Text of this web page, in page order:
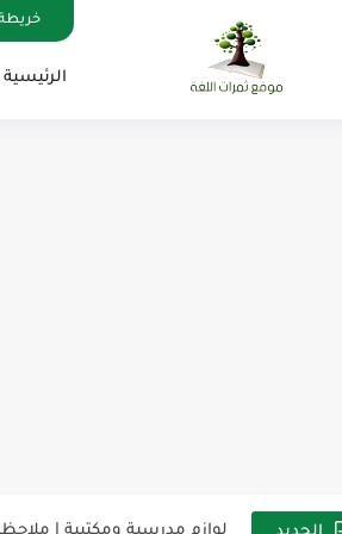
الرئيسية